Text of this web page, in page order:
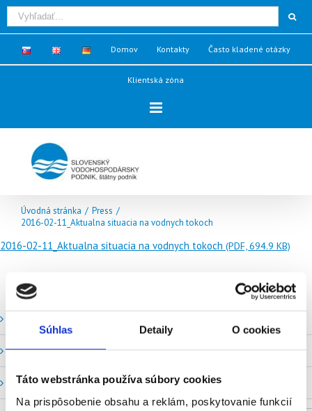
Súhlas Detaily O cookies
Táto webstránka používa súbory cookies
Na prispôsobenie obsahu a reklám, poskytovanie funkcií
Domov Kontakty Často kladené otázky
Klientská zóna
Úvodná stránka / Press /
2016-02-11_Aktualna situacia na vodnych tokoch
2016-02-11_Aktualna situacia na vodnych tokoch (PDF, 694.9 KB)
Stavy a prietoky SVP, š. p.
Mapový portál